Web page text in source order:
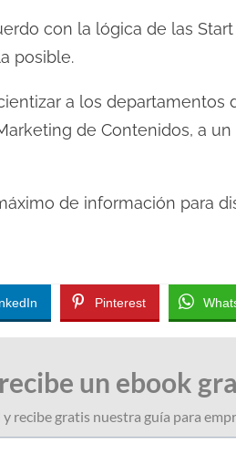
con la lógica de las
posible.
a los departamentos
de Contenidos, a
de información para
Pinterest